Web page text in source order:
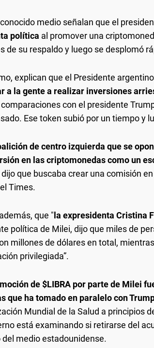
medio señalan que el
política al promover una
de su respaldo y luego se desplomó
explican que el Presidente
a la gente a realizar inversiones
con el presidente
Ese token subió por un tiempo y
de centro izquierda que se
en las criptomonedas como un
que buscaba crear una comisión
Times.
que " la expresidenta Cristina
política de Milei, dijo que miles de
millones de dólares en total,
privilegiada”.
de $LIBRA por parte de Milei
que ha tomado en paralelo con
Mundial de la Salud a principios
está examinando si retirarse del
del medio estadounidense.